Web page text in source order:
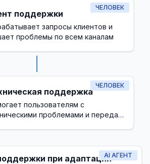
ЧЕЛОВЕК
поддержки
запросы клиентов и
проблемы по всем каналам
ЧЕЛОВЕК
поддержка
пользователям с
проблемами и передает
AI АГЕНТ
при адаптации